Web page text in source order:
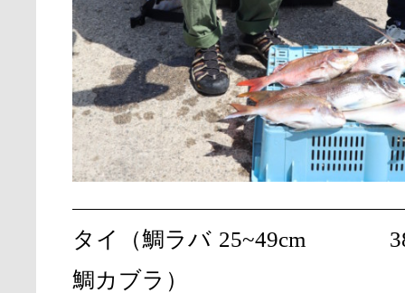
タイ（鯛ラバ
鯛カブラ）
25~49cm